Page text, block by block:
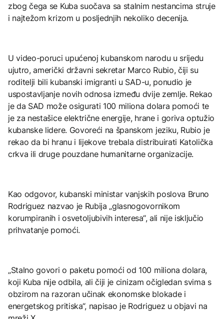
zbog čega se Kuba suočava sa stalnim nestancima struje
i najtežom krizom u posljednjih nekoliko decenija.
U video-poruci upućenoj kubanskom narodu u srijedu
ujutro, američki državni sekretar Marco Rubio, čiji su
roditelji bili kubanski imigranti u SAD-u, ponudio je
uspostavljanje novih odnosa između dvije zemlje. Rekao
je da SAD može osigurati 100 miliona dolara pomoći te
je za nestašice električne energije, hrane i goriva optužio
kubanske lidere. Govoreći na španskom jeziku, Rubio je
rekao da bi hranu i lijekove trebala distribuirati Katolička
crkva ili druge pouzdane humanitarne organizacije.
Kao odgovor, kubanski ministar vanjskih poslova Bruno
Rodriguez nazvao je Rubija „glasnogovornikom
korumpiranih i osvetoljubivih interesa“, ali nije isključio
prihvatanje pomoći.
„Stalno govori o paketu pomoći od 100 miliona dolara,
koji Kuba nije odbila, ali čiji je cinizam očigledan svima s
obzirom na razoran učinak ekonomske blokade i
energetskog pritiska“, napisao je Rodriguez u objavi na